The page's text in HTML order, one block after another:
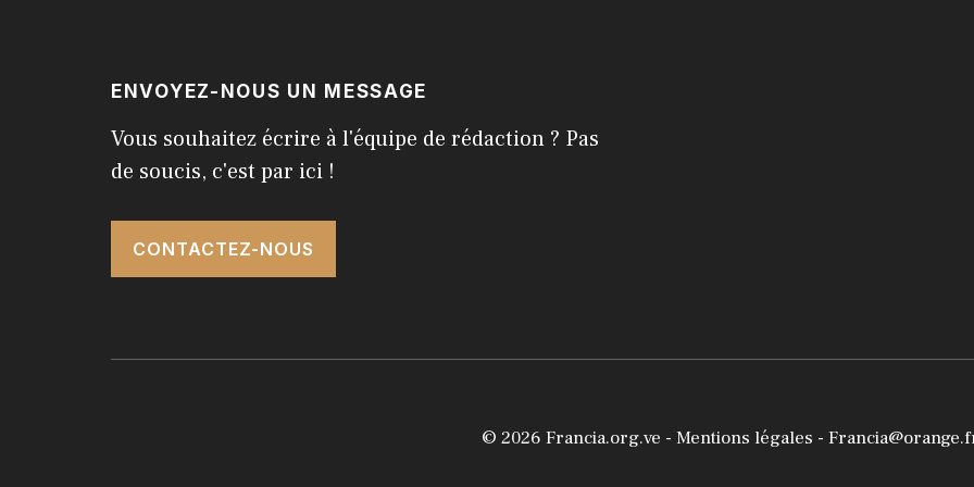
ENVOYEZ-NOUS UN MESSAGE
Vous souhaitez écrire à l'équipe de rédaction ? Pas
de soucis, c'est par ici !
CONTACTEZ-NOUS
© 2026 Francia.org.ve - Mentions légales -